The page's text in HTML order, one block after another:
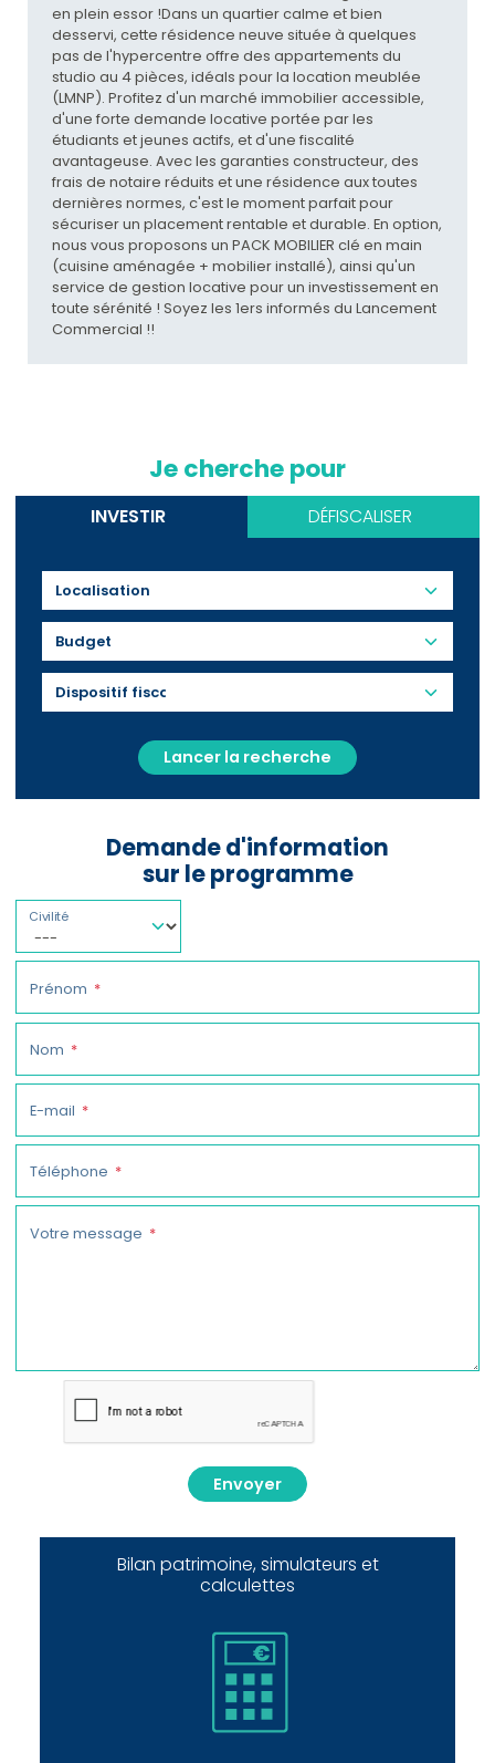
en plein essor !Dans un quartier calme et bien
desservi, cette résidence neuve située à quelques
pas de l'hypercentre offre des appartements du
studio au 4 pièces, idéals pour la location meublée
(LMNP). Profitez d'un marché immobilier accessible,
d'une forte demande locative portée par les
étudiants et jeunes actifs, et d'une fiscalité
avantageuse. Avec les garanties constructeur, des
frais de notaire réduits et une résidence aux toutes
dernières normes, c'est le moment parfait pour
sécuriser un placement rentable et durable. En option,
nous vous proposons un PACK MOBILIER clé en main
(cuisine aménagée + mobilier installé), ainsi qu'un
service de gestion locative pour un investissement en
toute sérénité ! Soyez les 1ers informés du Lancement
Commercial !!
Je cherche pour
INVESTIR DÉFISCALISER
Budget
Lancer la recherche
Demande d'information
sur le programme
Civilité
Prénom
Nom
E-mail
Téléphone
Votre message
Envoyer
Bilan patrimoine, simulateurs et
calculettes